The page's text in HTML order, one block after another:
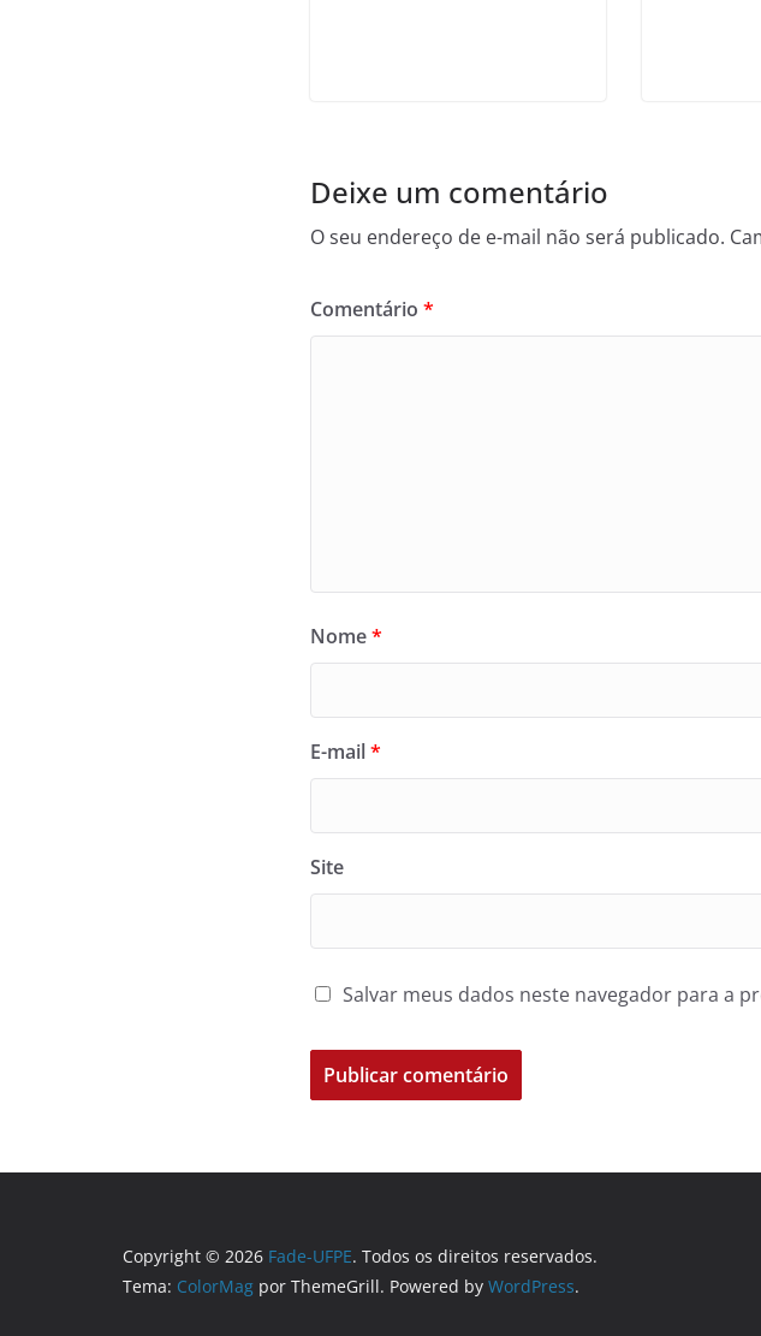
Deixe um comentário
O seu endereço de e-mail não será publicado.
Comentário *
Nome*
E-mail*
Site
Salvar meus dados neste navegador para a
Copyright © 2026 Fade-UFPE. Todos os direitos reservados.
Tema: ColorMag por ThemeGrill. Powered by WordPress.